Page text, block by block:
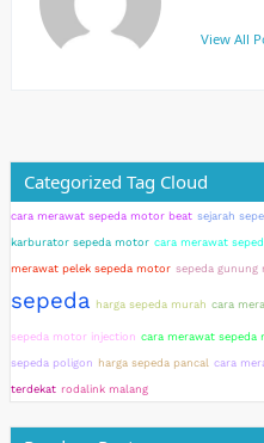
View All
Categorized Tag Cloud
cara merawat sepeda motor beat sejarah
karburator sepeda motor cara merawat
merawat pelek sepeda motor sepeda gunung
sepeda harga sepeda murah cara
sepeda motor injection cara merawat sepeda
sepeda poligon harga sepeda pancal cara
terdekat rodalink malang